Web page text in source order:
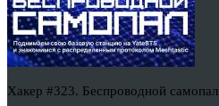
Хакер #323. Беспроводной самопал